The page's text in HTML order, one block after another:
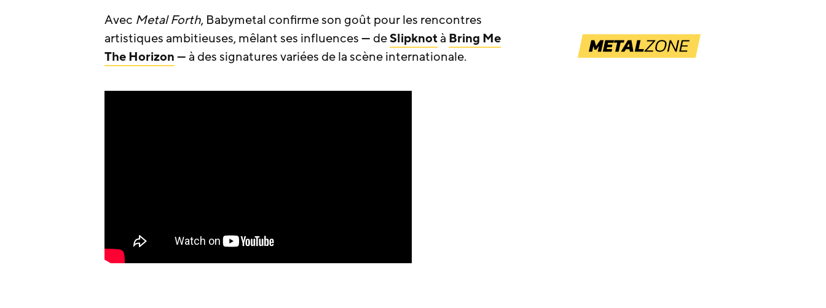
Avec Metal Forth, Babymetal confirme son goût pour les rencontres
artistiques ambitieuses, mêlant ses influences — deSlipknotà Bring Me
The Horizon— à des signatures variées de la scène internationale.